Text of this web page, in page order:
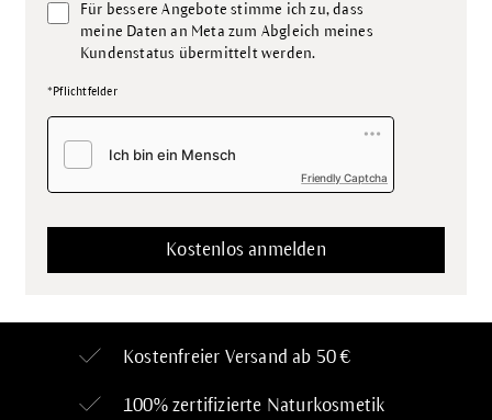
Für bessere Angebote stimme ich zu, dass
meine Daten an Meta zum Abgleich meines
Kundenstatus übermittelt werden.
*Pflichtfelder
Friendly Captcha
Kostenfreier Versand ab 50 €
100% zertifizierte Naturkosmetik